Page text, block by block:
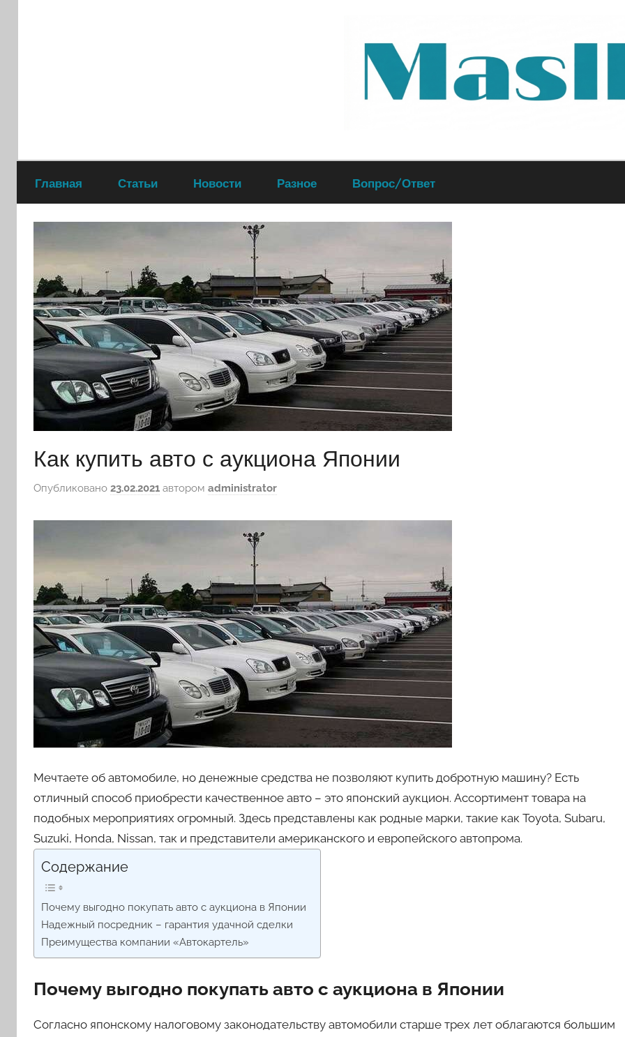
Руководство
по
обслуживанию
вашего
авто
Главная Статьи Новости Разное Вопрос/Ответ
Как купить авто с аукциона Японии
Опубликовано 23.02.2021 автором administrator
Мечтаете об автомобиле, но денежные средства не позволяют купить добротную машину? Есть
отличный способ приобрести качественное авто – это японский аукцион. Ассортимент товара на
подобных мероприятиях огромный. Здесь представлены как родные марки, такие как Toyota, Subaru,
Suzuki, Honda, Nissan, так и представители американского и европейского автопрома.
Содержание
Почему выгодно покупать авто с аукциона в Японии
Надежный посредник – гарантия удачной сделки
Преимущества компании «Автокартель»
Почему выгодно покупать авто с аукциона в Японии
Согласно японскому налоговому законодательству автомобили старше трех лет облагаются большим